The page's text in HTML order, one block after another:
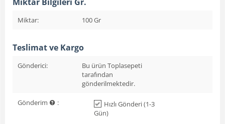
Miktar: 100 Gr
Teslimat ve Kargo
Gönderici:
Bu ürün Toplasepeti
tarafından
gönderilmektedir.
Gönderim :
Hızlı Gönderi (1-3
Gün)